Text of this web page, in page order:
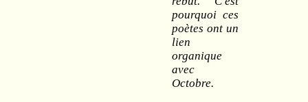
pourquoi ces
poètes ont un
lien
organique
avec
Octobre.